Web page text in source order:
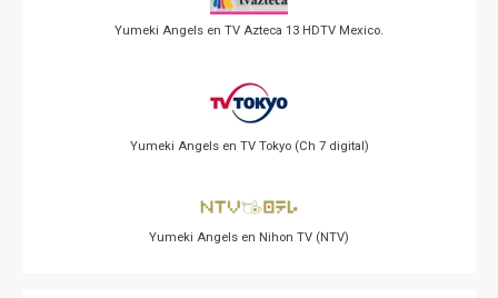
Yumeki Angels en TV Azteca 13 HDTV Mexico.
Yumeki Angels en TV Tokyo (Ch 7 digital)
Yumeki Angels en Nihon TV (NTV)